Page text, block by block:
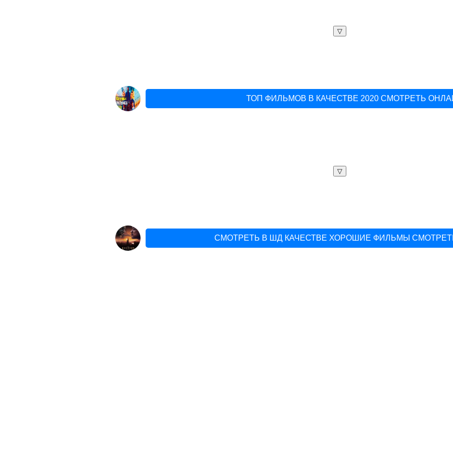
▽
ТОП ФИЛЬМОВ В КАЧЕСТВЕ 2020 СМОТРЕТЬ
▽
СМОТРЕТЬ В ШД КАЧЕСТВЕ ХОРОШИЕ ФИЛЬМЫ